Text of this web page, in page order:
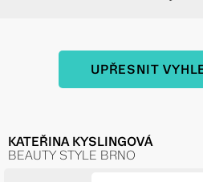
UPŘESNIT
KATEŘINA KYSLINGOVÁ
BEAUTY STYLE BRNO